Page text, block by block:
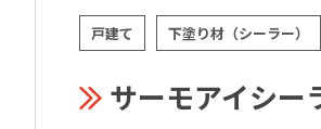
戸建て 下塗り材（シーラー）
サーモアイシー